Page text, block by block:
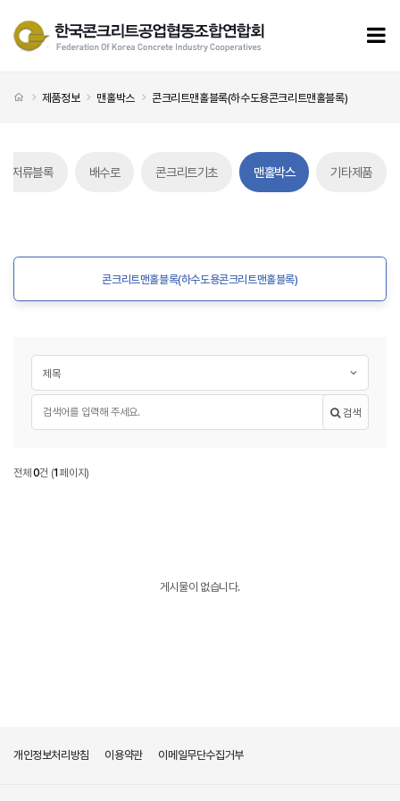
처음으로
제품정보 맨홀박스 콘크리트맨홀블록(하수도용콘크리트맨홀블록)
저류블록 배수로 콘크리트기초 맨홀박스 기타제품
콘크리트맨홀블록(하수도용콘크리트맨홀블록) 탭메뉴
콘크리트맨홀블록(하수도용콘크리트맨홀블록)
검색
콘크리트맨홀블록
전체 0건 (1 페이지)
게시물이 없습니다.
개인정보처리방침 이용약관 이메일무단수집거부